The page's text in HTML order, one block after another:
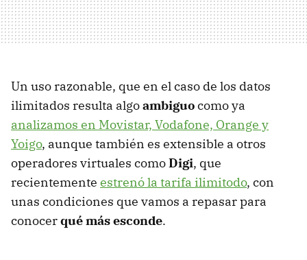
Un uso razonable, que en el caso de los datos
ilimitados resulta algoambiguocomo ya
analizamos en Movistar, Vodafone, Orange y
Yoigo, aunque también es extensible a otros
operadores virtuales comoDigi, que
recientemente estrenó la tarifa ilimitodo, con
unas condiciones que vamos a repasar para
conocerqué más esconde.